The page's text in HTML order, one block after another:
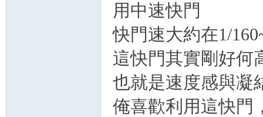
用中速快門
快門速大約在1/
這快門其實剛好何
也就是速度感與凝
俺喜歡利用這快門